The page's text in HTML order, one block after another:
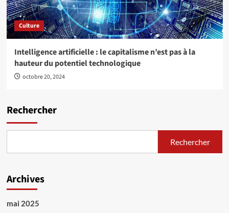
Culture
Intelligence artificielle : le capitalisme n’est pas à la
hauteur du potentiel technologique
octobre 20, 2024
Rechercher
Rechercher
Archives
mai 2025